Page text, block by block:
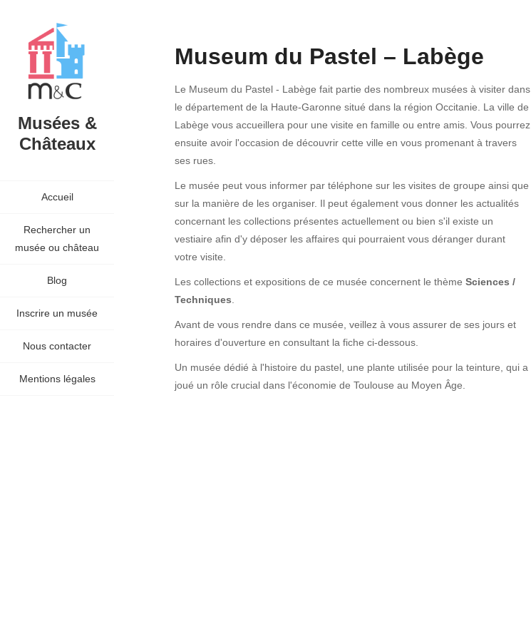
Musées &
Châteaux
Accueil
Rechercher un
musée ou château
Blog
Inscrire un musée
Nous contacter
Mentions légales
Museum du Pastel – Labège
Le Museum du Pastel - Labège fait partie des nombreux musées à visiter dans
le département de la Haute-Garonne situé dans la région Occitanie. La ville de
Labège vous accueillera pour une visite en famille ou entre amis. Vous pourrez
ensuite avoir l'occasion de découvrir cette ville en vous promenant à travers
ses rues.
Le musée peut vous informer par téléphone sur les visites de groupe ainsi que
sur la manière de les organiser. Il peut également vous donner les actualités
concernant les collections présentes actuellement ou bien s'il existe un
vestiaire afin d'y déposer les affaires qui pourraient vous déranger durant
votre visite.
Les collections et expositions de ce musée concernent le thème Sciences /
Techniques
Avant de vous rendre dans ce musée, veillez à vous assurer de ses jours et
horaires d'ouverture en consultant la fiche ci-dessous.
Un musée dédié à l'histoire du pastel, une plante utilisée pour la teinture, qui a
joué un rôle crucial dans l'économie de Toulouse au Moyen Âge.